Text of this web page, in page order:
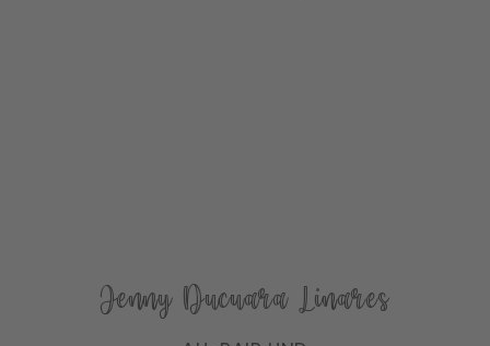
Jenny Ducuara Linares